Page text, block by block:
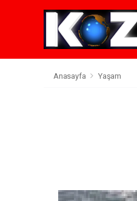
Anasayfa Yaşam